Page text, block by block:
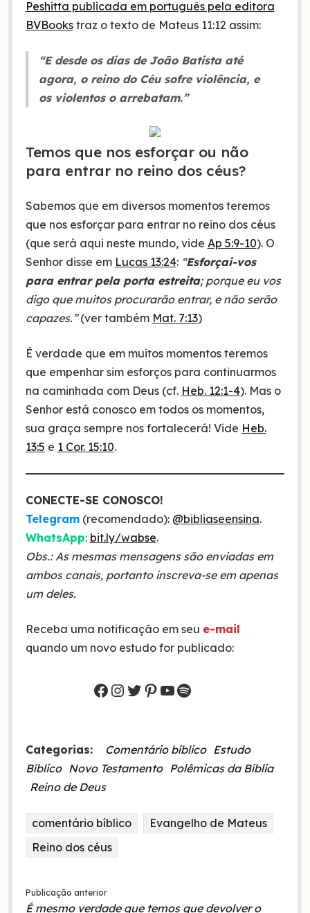
Peshitta publicada em português pela editora
BVBookstraz o texto de Mateus 11:12 assim:
“E desde os dias de João Batista até
agora, o reino do Céu sofre violência, e
os violentos o arrebatam.”
Temos que nos esforçar ou não
para entrar no reino dos céus?
Sabemos que em diversos momentos teremos
que nos esforçar para entrar no reino dos céus
(que será aqui neste mundo, vide Ap 5:9-10). O
Senhor disse em Lucas 13:24: “Esforçai-vos
para entrar pela porta estreita; porque eu vos
digo que muitos procurarão entrar, e não serão
capazes.”(ver também Mat. 7:13)
É verdade que em muitos momentos teremos
que empenhar sim esforços para continuarmos
na caminhada com Deus (cf. Heb. 12:1-4). Mas o
Senhor está conosco em todos os momentos,
sua graça sempre nos fortalecerá! Vide Heb.
13:5 e 1 Cor. 15:10.
CONECTE-SE CONOSCO!
Telegram(recomendado): @bibliaseensina.
WhatsApp: bit.ly/wabse.
Obs.: As mesmas mensagens são enviadas em
ambos canais, portanto inscreva-se em apenas
um deles.
Receba uma notificação em seu e-mail
quando um novo estudo for publicado:
Facebook
Instagram
Twitter
Pinterest
Youtube
Spotify
Categorias: Comentário bíblico Estudo
Bíblico Novo Testamento Polêmicas da Bíblia
Reino de Deus
comentário bíblico
Evangelho de Mateus
Reino dos céus
Publicação anterior
É mesmo verdade que temos que devolver o